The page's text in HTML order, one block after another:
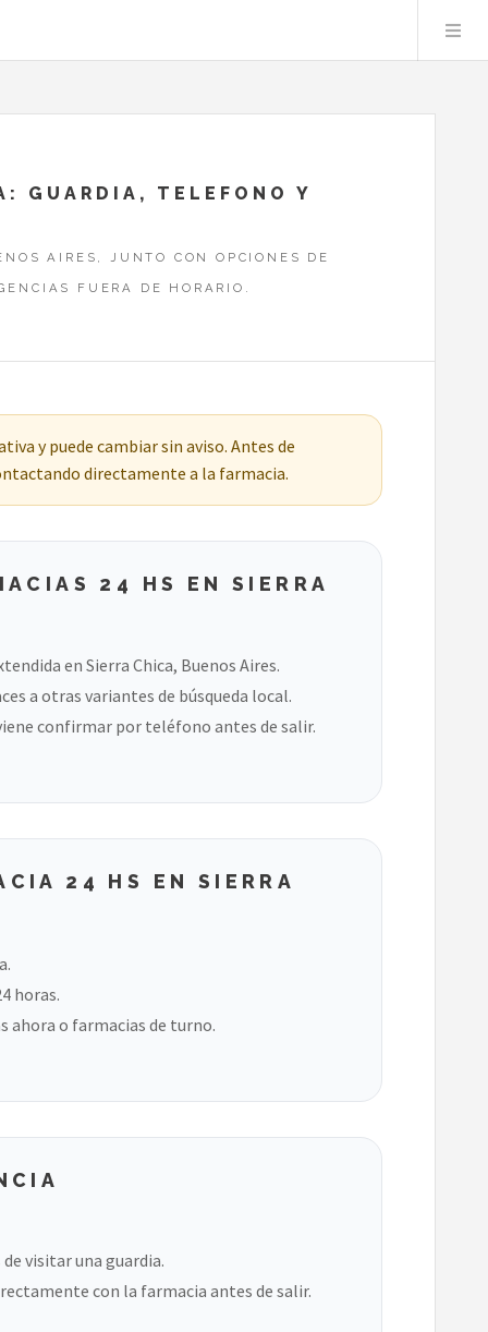
GUARDIA, TELEFONO Y
AIRES, JUNTO CON OPCIONES DE
FUERA DE HORARIO.
y puede cambiar sin aviso. Antes de
directamente a la farmacia.
24 HS EN SIERRA
en Sierra Chica, Buenos Aires.
a otras variantes de búsqueda local.
confirmar por teléfono antes de salir.
24 HS EN SIERRA
horas.
ahora o farmacias de turno.
visitar una guardia.
con la farmacia antes de salir.